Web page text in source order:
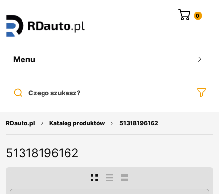
Menu
Czego szukasz?
RDauto.pl Katalog produktów 51318196162
51318196162